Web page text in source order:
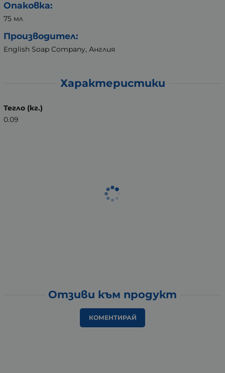
Опаковка:
75 мл
Производител:
English Soap Company, Англия
Характеристики
Тегло (кг.)
0.09
Отзиви към продукт
КОМЕНТИРАЙ